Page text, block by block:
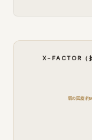
X-FACTOR（
肩の回旋 約